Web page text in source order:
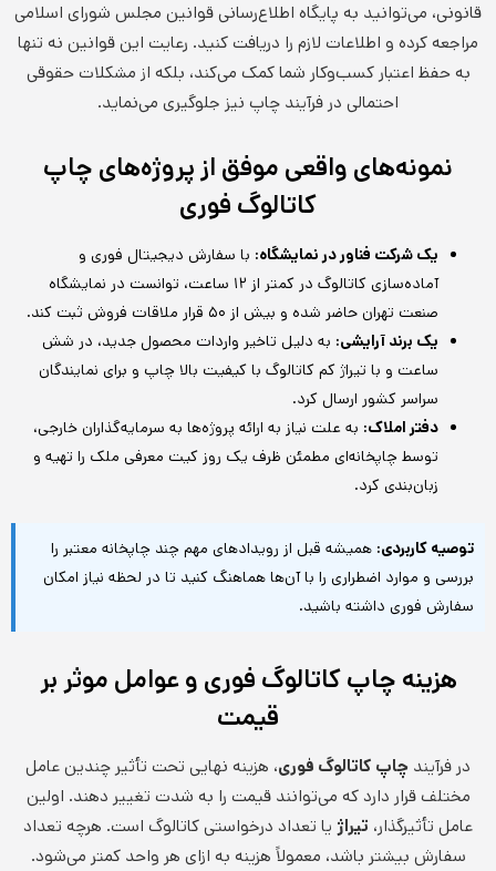
قانونی، می‌توانید به پایگاه اطلاع‌رسانی قوانین مجلس شورای اسلامی
مراجعه کرده و اطلاعات لازم را دریافت کنید. رعایت این قوانین نه تنها
به حفظ اعتبار کسب‌وکار شما کمک می‌کند، بلکه از مشکلات حقوقی
احتمالی در فرآیند چاپ نیز جلوگیری می‌نماید.
نمونه‌های واقعی موفق از پروژه‌های چاپ
کاتالوگ فوری
یک شرکت فناور در نمایشگاه: با سفارش دیجیتال فوری و
آماده‌سازی کاتالوگ در کمتر از ۱۲ ساعت، توانست در نمایشگاه
صنعت تهران حاضر شده و بیش از ۵۰ قرار ملاقات فروش ثبت کند.
یک برند آرایشی: به دلیل تاخیر واردات محصول جدید، در شش
ساعت و با تیراژ کم کاتالوگ با کیفیت بالا چاپ و برای نمایندگان
سراسر کشور ارسال کرد.
دفتر املاک: به علت نیاز به ارائه پروژه‌ها به سرمایه‌گذاران خارجی،
توسط چاپخانه‌ای مطمئن ظرف یک روز کیت معرفی ملک را تهیه و
زبان‌بندی کرد.
توصیه کاربردی: همیشه قبل از رویدادهای مهم چند چاپخانه معتبر را
بررسی و موارد اضطراری را با آن‌ها هماهنگ کنید تا در لحظه نیاز امکان
سفارش فوری داشته باشید.
هزینه چاپ کاتالوگ فوری و عوامل موثر بر
قیمت
در فرآیند چاپ کاتالوگ فوری، هزینه نهایی تحت تأثیر چندین عامل
مختلف قرار دارد که می‌توانند قیمت را به شدت تغییر دهند. اولین
عامل تأثیرگذار، تیراژ یا تعداد درخواستی کاتالوگ است. هرچه تعداد
سفارش بیشتر باشد، معمولاً هزینه به ازای هر واحد کمتر می‌شود.